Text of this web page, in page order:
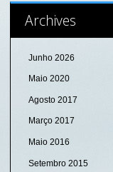
Archives
Junho 2026
Maio 2020
Agosto 2017
Março 2017
Maio 2016
Setembro 2015